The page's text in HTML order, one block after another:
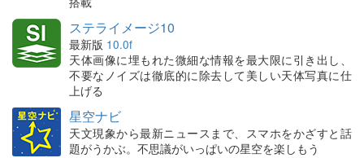
ステライメージ10
最新版 10.0f
天体画像に埋もれた微細な情報を最大限に引き出し、
不要なノイズは徹底的に除去して美しい天体写真に仕
上げる
星空ナビ
天文現象から最新ニュースまで、スマホをかざすと話
題がうかぶ。不思議がいっぱいの星空を楽しもう